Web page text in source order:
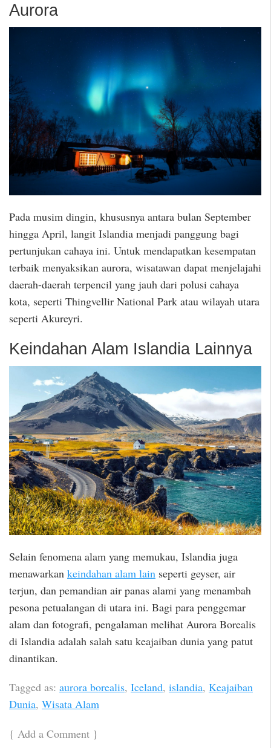
Aurora
Pada musim dingin, khususnya antara bulan September
hingga April, langit Islandia menjadi panggung bagi
pertunjukan cahaya ini. Untuk mendapatkan kesempatan
terbaik menyaksikan aurora, wisatawan dapat menjelajahi
daerah-daerah terpencil yang jauh dari polusi cahaya
kota, seperti Thingvellir National Park atau wilayah utara
seperti Akureyri.
Keindahan Alam Islandia Lainnya
Selain fenomena alam yang memukau, Islandia juga
menawarkan keindahan alam lain seperti geyser, air
terjun, dan pemandian air panas alami yang menambah
pesona petualangan di utara ini. Bagi para penggemar
alam dan fotografi, pengalaman melihat Aurora Borealis
di Islandia adalah salah satu keajaiban dunia yang patut
dinantikan.
Tagged as: aurora borealis, Iceland, islandia, Keajaiban
Dunia, Wisata Alam
{ Add a Comment }